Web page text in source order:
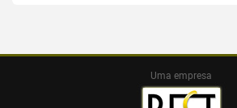
Uma empresa